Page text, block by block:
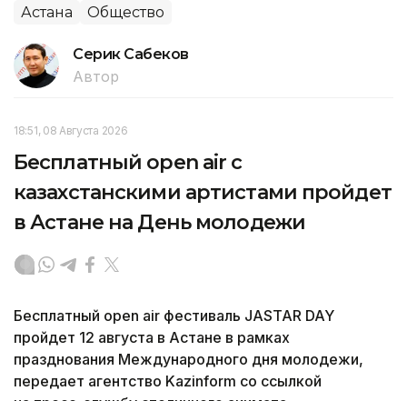
Астана Общество
Серик Сабеков
Автор
18:51, 08 Августа 2026
Бесплатный open air с
казахстанскими артистами пройдет
в Астане на День молодежи
Бесплатный open air фестиваль JASTAR DAY
пройдет 12 августа в Астане в рамках
празднования Международного дня молодежи,
передает агентство Kazinform со ссылкой